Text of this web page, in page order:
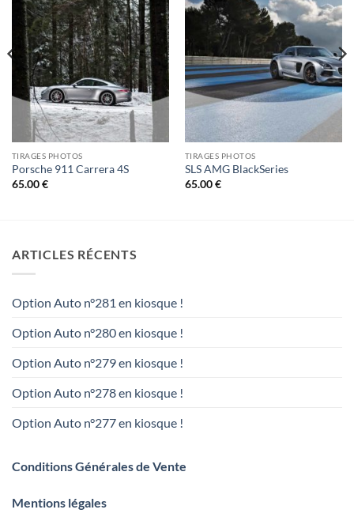
TIRAGES PHOTOS
Porsche 911 Carrera 4S
65.00€
TIRAGES PHOTOS
SLS AMG BlackSeries
65.00€
ARTICLES RÉCENTS
Option Auto n°281 en kiosque !
Option Auto n°280 en kiosque !
Option Auto n°279 en kiosque !
Option Auto n°278 en kiosque !
Option Auto n°277 en kiosque !
Conditions Générales de Vente
Mentions légales